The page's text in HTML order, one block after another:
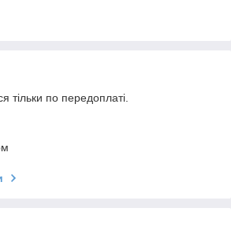
тільки по передоплаті.